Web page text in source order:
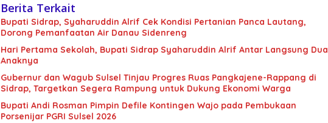
Berita Terkait
Bupati Sidrap, Syaharuddin Alrif Cek Kondisi Pertanian Panca Lautang,
Dorong Pemanfaatan Air Danau Sidenreng
Hari Pertama Sekolah, Bupati Sidrap Syaharuddin Alrif Antar Langsung Dua
Anaknya
Gubernur dan Wagub Sulsel Tinjau Progres Ruas Pangkajene-Rappang di
Sidrap, Targetkan Segera Rampung untuk Dukung Ekonomi Warga
Bupati Andi Rosman Pimpin Defile Kontingen Wajo pada Pembukaan
Porsenijar PGRI Sulsel 2026